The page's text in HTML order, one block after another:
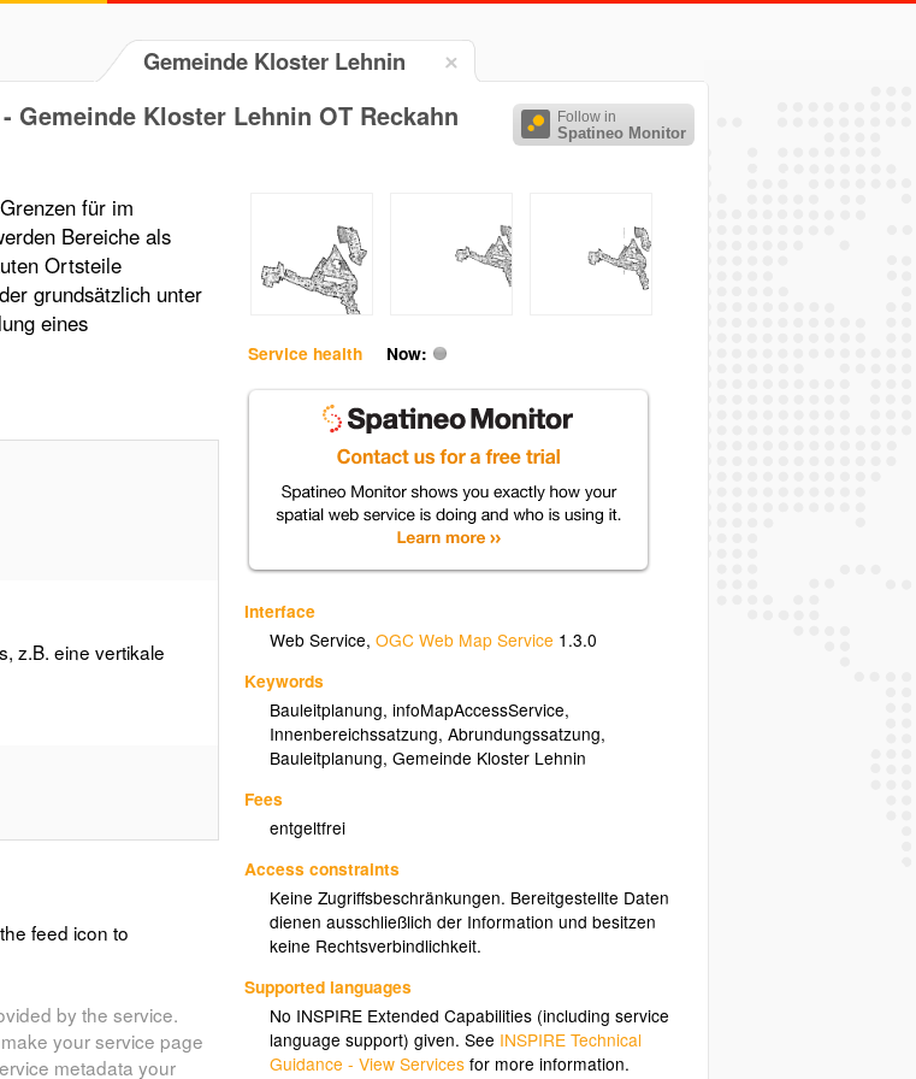
Gemeinde Kloster Lehnin
Follow in
Spatineo Monitor
Kloster Lehnin OT Reckahn
Service health Now:
Interface
Web Service,OGC Web Map Service 1.3.0
Keywords
Bauleitplanung,infoMapAccessService,
Innenbereichssatzung,Abrundungssatzung,
Bauleitplanung,Gemeinde Kloster Lehnin
Fees
entgeltfrei
Access constraints
Keine Zugriffsbeschränkungen. Bereitgestellte Daten
dienen ausschließlich der Information und besitzen
keine Rechtsverbindlichkeit.
Supported languages
No INSPIRE Extended Capabilities (including service
language support) given. See INSPIRE Technical
Guidance - View Services for more information.
für im
Bereiche als
Ortsteile
grundsätzlich unter
eines
z.B. eine vertikale
feed icon to
by the service.
your service page
metadata your